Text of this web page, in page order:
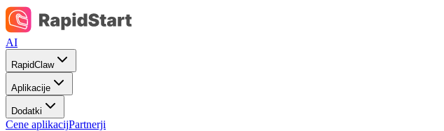
AI
RapidClaw
Aplikacije
Dodatki
Cene aplikacijPartnerji